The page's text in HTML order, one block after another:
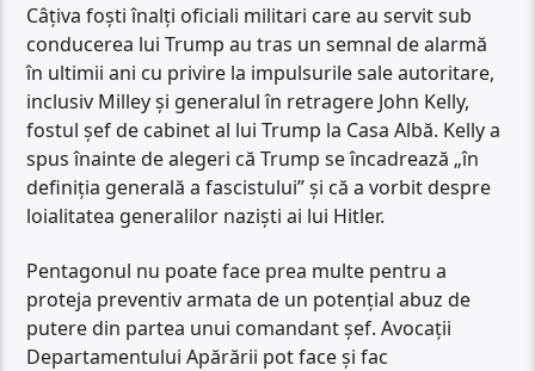
Câțiva foști înalți oficiali militari care au servit sub
conducerea lui Trump au tras un semnal de alarmă
în ultimii ani cu privire la impulsurile sale autoritare,
inclusiv Milley și generalul în retragere John Kelly,
fostul șef de cabinet al lui Trump la Casa Albă. Kelly a
spus înainte de alegeri că Trump se încadrează „în
definiția generală a fascistului” și că a vorbit despre
loialitatea generalilor naziști ai lui Hitler.
Pentagonul nu poate face prea multe pentru a
proteja preventiv armata de un potențial abuz de
putere din partea unui comandant șef. Avocații
Departamentului Apărării pot face și fac